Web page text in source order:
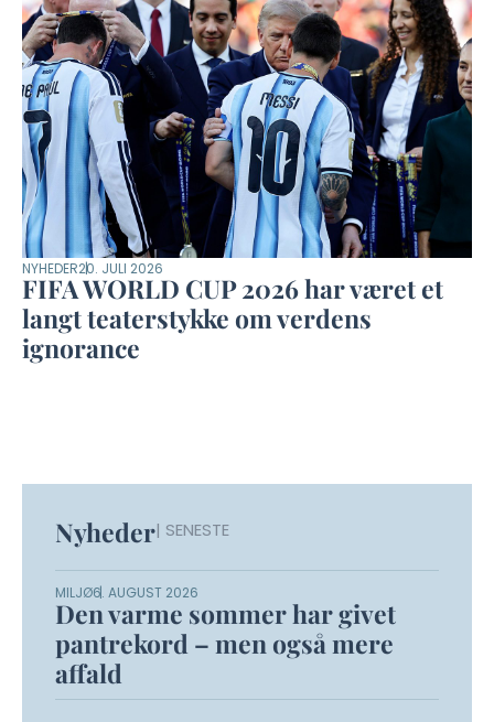
NYHEDER20. JULI 2026
FIFA WORLD CUP 2026 har været et
langt teaterstykke om verdens
ignorance
Nyheder| SENESTE
MILJØ6. AUGUST 2026
Den varme sommer har givet
pantrekord – men også mere
affald